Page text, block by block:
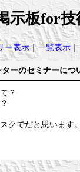
示板for技
ー表示｜一覧表示｜
ーのセミナーにつ
て？
クでだと思います